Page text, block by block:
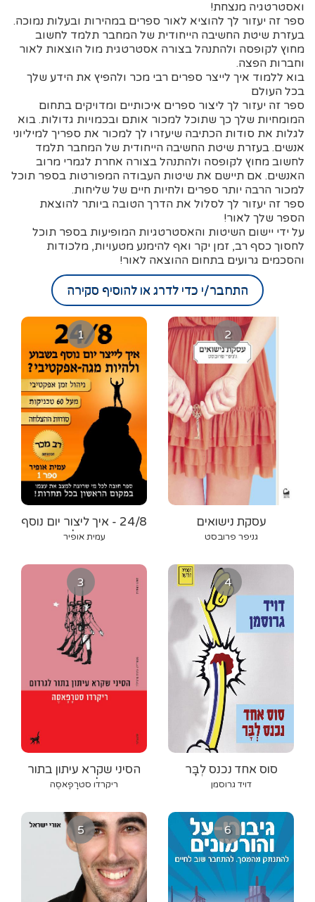
ואסטרטגיה מנצחת!
ספר זה יעזור לך להוציא לאור ספרים במהירות ובעלות נמוכה.
בעזרת שיטת החשיבה הייחודית של המחבר תלמד לחשוב
מחוץ לקופסה ולהתנהל בצורה אסטרטגית מול הוצאות לאור
וחברות הפצה.
בוא ללמוד איך לייצר ספרים רבי מכר ולהפיץ את הידע שלך
בכל העולם
ספר זה יעזור לך ליצור ספרים איכותיים ומדויקים בתחום
המומחיות שלך כך שתוכל למכור אותם ובכמויות גדולות. בוא
לגלות את סודות הכתיבה שיעזרו לך למכור את ספריך למיליוני
אנשים. בעזרת שיטת החשיבה הייחודית של המחבר תלמד
לחשוב מחוץ לקופסה ולהתנהל בצורה אחרת לגמרי מרוב
האנשים. אם תיישם את שיטות העבודה המפורטות בספר תוכל
למכור הרבה יותר ספרים ולחיות חיים של שליחות.
ספר זה יעזור לך לסלול את הדרך הטובה ביותר להוצאת
הספר שלך לאור!
על ידי יישום השיטות והאסטרטגיות המופיעות בספר תוכל
לחסוך כסף רב, זמן יקר ואף להימנע מטעויות, מלכודות
והסכמים גרועים בתחום ההוצאה לאור!
התחבר/י כדי לדרג או להוסיף סקירה
1
24/8 - איך ליצור יום נוסף
בשבוע ולהיות
עמית אופיר
2
עסקת נישואים
גניפר פרובסט
3
הסיני שקרא עיתון בתור
לגרדום
ריקרדו סטרָפָאסֶה
4
סוס אחד נכנס לְבָּר
דויד גרוסמן
5 6